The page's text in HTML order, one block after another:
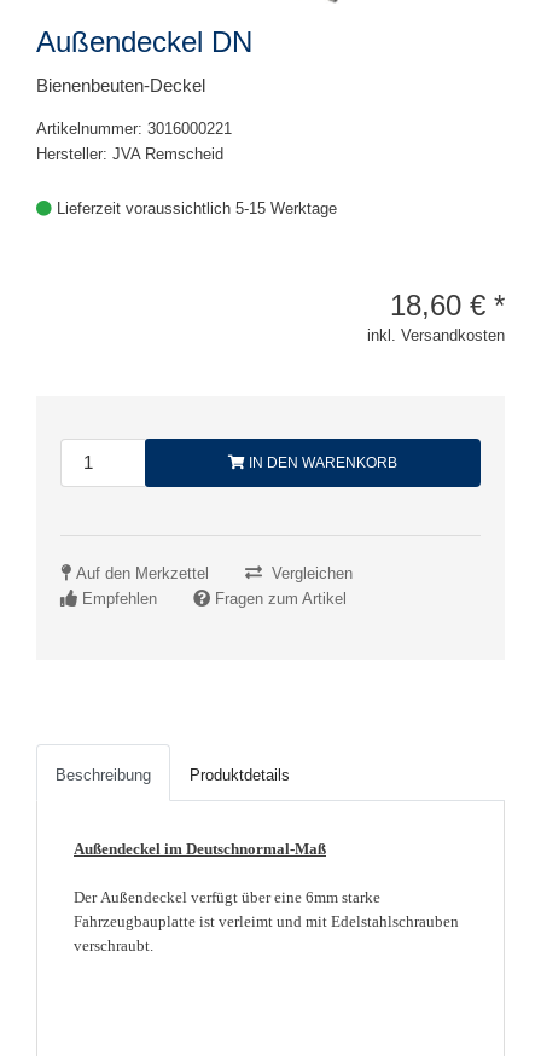
Außendeckel DN
Bienenbeuten-Deckel
Artikelnummer: 3016000221
Hersteller: JVA Remscheid
Lieferzeit voraussichtlich 5-15 Werktage
18,60 € *
inkl. Versandkosten
IN DEN WARENKORB
Auf den Merkzettel
Vergleichen
Empfehlen
Fragen zum Artikel
Beschreibung Produktdetails
Außendeckel im Deutschnormal-Maß
DerAußendeckel verfügt über eine 6mm starke
Fahrzeugbauplatte ist verleimt und mit Edelstahlschrauben
verschraubt.